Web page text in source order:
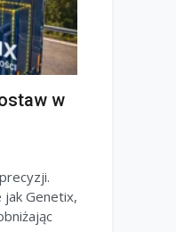
w
Genetix,